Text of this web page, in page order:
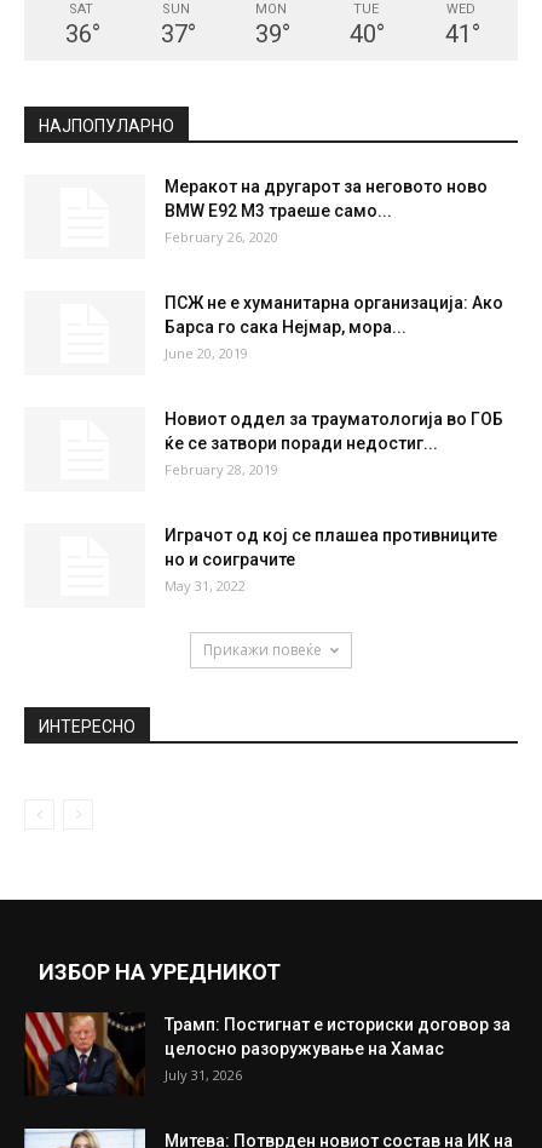
SAT
36°
SUN
37°
MON
39°
TUE
40°
WED
41 °
НАЈПОПУЛАРНО
Меракот на другарот за неговото ново
BMW E92 M3 траеше само...
February 26, 2020
ПСЖ не е хуманитарна организација: Ако
Барса го сака Нејмар, мора...
June 20, 2019
Новиот оддел за трауматологија во ГОБ
ќе се затвори поради недостиг...
February 28, 2019
Играчот од кој се плашеа противниците
но и соиграчите
May 31, 2022
Прикажи повеќе
ИНТЕРЕСНО
ИЗБОР НА УРЕДНИКОТ
Трамп: Постигнат е историски договор за
целосно разоружување на Хамас
July 31, 2026
Митева: Потврден новиот состав на ИК на